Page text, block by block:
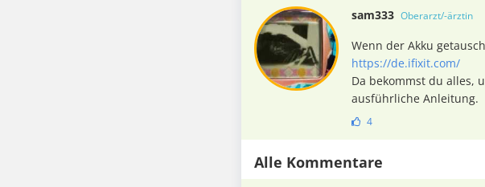
sam333 Oberarzt/-ärztin
Wenn der Akku
https://de.ifixit.com/
Da bekommst du alles,
ausführliche Anleitung.
4
Alle Kommentare